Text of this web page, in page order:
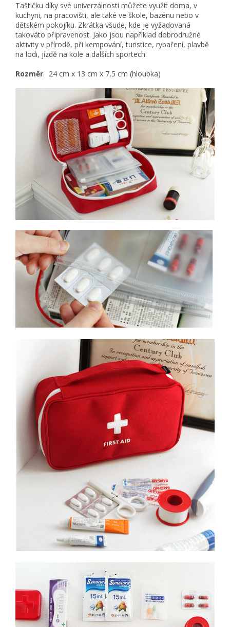
Taštičku díky své univerzálnosti můžete využít doma, v
kuchyni, na pracovišti, ale také ve škole, bazénu nebo v
dětském pokojíku. Zkrátka všude, kde je vyžadovaná
takováto připravenost. Jako jsou například dobrodružné
aktivity v přírodě, při kempování, turistice, rybaření, plavbě
na lodi, jízdě na kole a dalších sportech.
Rozměr: 24 cm x 13 cm x 7,5 cm (hloubka)